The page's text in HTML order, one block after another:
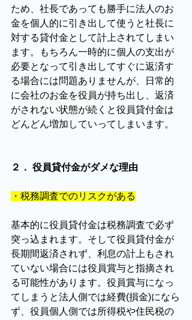
ため、社長であっても勝手に法人のお
金を個人的に引き出して使うと社長に
対する貸付金として計上されてしまい
ます。もちろん一時的に個人の支出が
必要となって引き出してすぐに返済す
る場合には問題ありませんが、日常的
に会社のお金を役員が持ち出し、返済
がされない状態が続くと役員貸付金は
どんどん増加していってしまいます。
２． 役員貸付金がダメな理由
・税務調査でのリスクがある
基本的に役員貸付金は税務調査で必ず
突っ込まれます。そして役員貸付金が
長期間返済されず、利息の計上もされ
ていない場合には役員賞与と指摘され
る可能性があります。役員賞与になっ
てしまうと法人側では経費(損金)になら
ず、役員個人側では所得税や住民税の